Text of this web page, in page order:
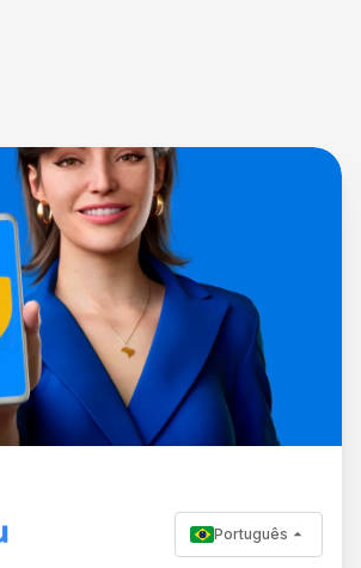
Português